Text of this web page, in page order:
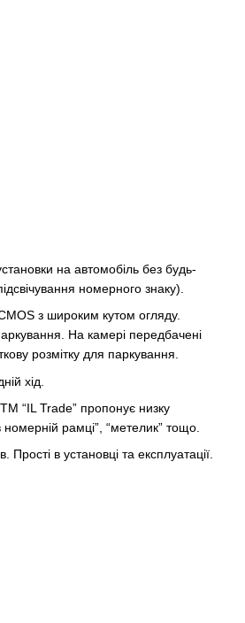
на автомобіль без будь-
номерного знаку).
з широким кутом огляду.
На камері передбачені
розмітку для паркування.
хід.
“IL Trade” пропонує низку
рамці”, “метелик” тощо.
в установці та експлуатації.